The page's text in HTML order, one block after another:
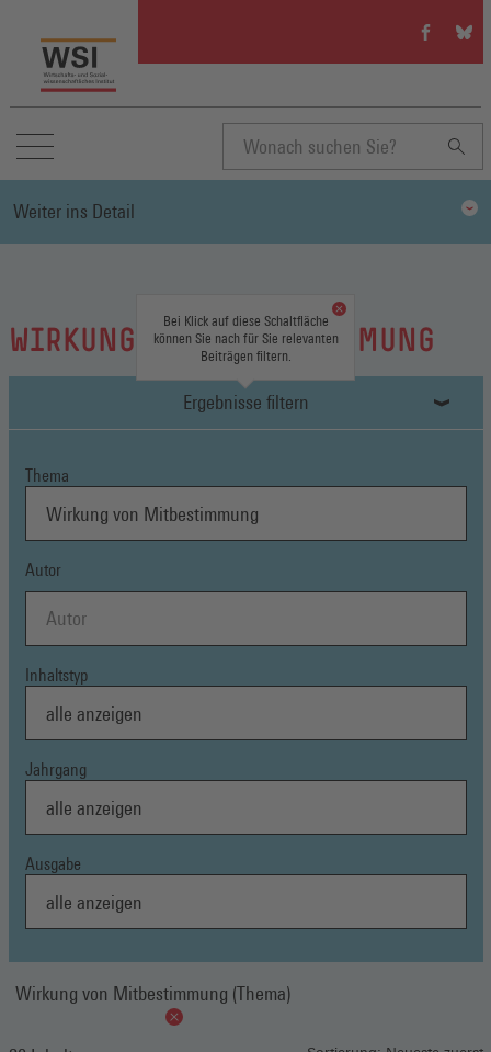
WSI
auf
(Öffnet
in
einem
neuen
WSI
auf
in
Suchbegriff
eingeben
WIRKUNG VON MITBESTIMMUNG
Ergebnisse filtern
Bei Klick auf diese Schaltfläche
können Sie nach für Sie relevanten
Beiträgen filtern.
Thema
Autor
Inhaltstyp
Jahrgang
Ausgabe
Wirkung von Mitbestimmung (Thema)
Weiter ins Detail